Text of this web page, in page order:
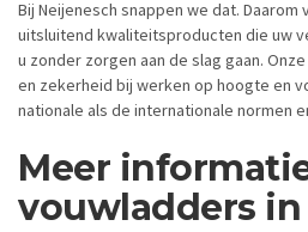
Bij Neijenesch snappen we dat.
uitsluitend kwaliteitsproducten die uw
u zonder zorgen aan de slag gaan.
en zekerheid bij werken op hoogte en
nationale als de internationale normen
Meer
vouwladders